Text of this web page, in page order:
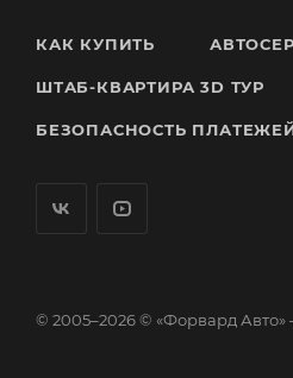
КАК КУПИТЬ
ШТАБ-КВАРТИРА 3D ТУР
БЕЗОПАСНОСТЬ
© 2005–2026 © «Форвард Авто»